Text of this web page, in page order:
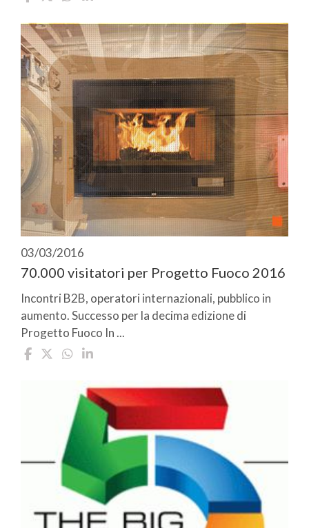
03/03/2016
70.000 visitatori per Progetto Fuoco 2016
Incontri B2B, operatori internazionali, pubblico in
aumento. Successo per la decima edizione di
Progetto Fuoco In ...